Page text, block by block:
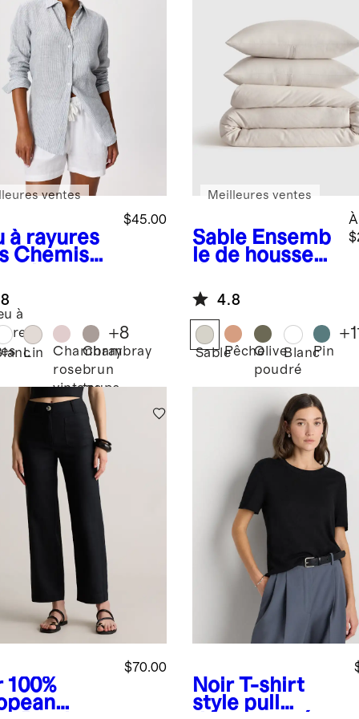
à rayures
Chemise
100 %
$45.00
ventes
à
Lin
Chambray
rose
vintage
Chambray
brun
taupe
+8
Sable Ensemb
le de housse
lin européen
Meilleures ventes
4.8
SablePêcheOlive
poudré
BlancPin
+
100%
$70.00
Noir T-shirt
style pull